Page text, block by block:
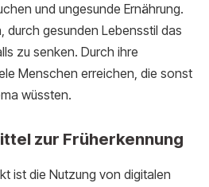
und ungesunde Ernährung.
durch gesunden Lebensstil das
zu senken. Durch ihre
Menschen erreichen, die sonst
wüssten.
zur Früherkennung
ist die Nutzung von digitalen